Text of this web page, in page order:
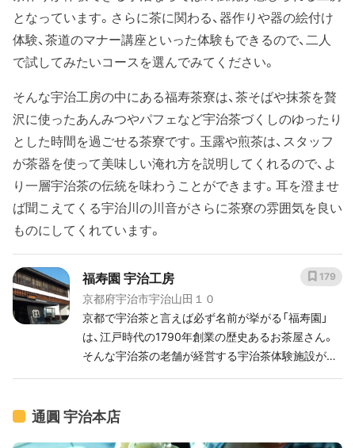
となっています。さらに茶に関わる、器作りや器の絵付け
体験、茶道のマナー講座といった体験もできるので、二人
で試してみたいコースを選んでみてください。
そんな宇治工房の中にある福寿茶寮は、茶そばや抹茶を贅
沢に使ったあんみつやパフェなど宇治茶づくしのゆったり
とした時間を過ごせる茶寮です。玉露や煎茶は、スタッフ
が茶器を使って美味しい淹れ方を説明してくれるので、よ
り一層宇治茶の伝統を味わうことができます。耳を澄ませ
ば聞こえてくる宇治川の川音がさらに茶寮の雰囲気を良い
ものにしてくれています。
福寿園 宇治工房
京都府宇治市宇治山田１０
京都で宇治茶と言えば必ず名前が挙がる「福寿園」
は、江戸時代の1790年創業の歴史あるお茶屋さん。
そんな宇治茶の老舗が経営する宇治茶体験施設がコ
た宇治茶を知り、触れる、味わう体験ができるスポッ
179
通圓 宇治本店